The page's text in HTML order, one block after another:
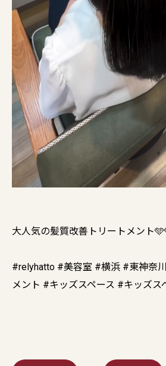
大人気の髪質改善トリートメント
#relyhatto #美容室 #横浜 #東神奈
メント #キッズスペース #キッズス